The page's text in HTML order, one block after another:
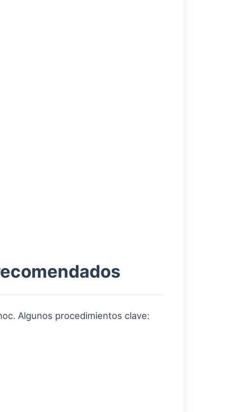
Algunos procedimientos clave: